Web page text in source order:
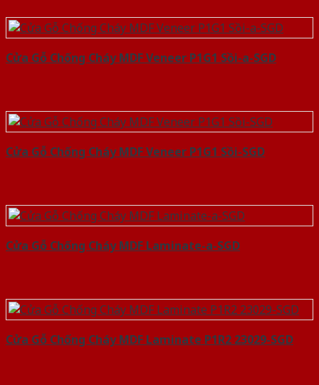
Cửa Gỗ Chống Cháy MDF Veneer P1G1 Sồi-a-SGD
Cửa Gỗ Chống Cháy MDF Veneer P1G1 Sồi-SGD
Cửa Gỗ Chống Cháy MDF Laminate-a-SGD
Cửa Gỗ Chống Cháy MDF Laminate P1R2 23029-SGD